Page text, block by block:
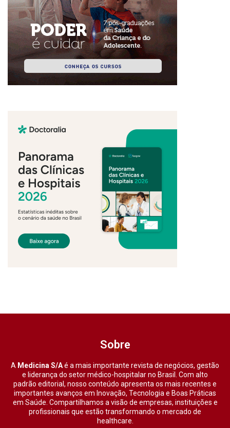
Sobre
A Medicina S/Aé a mais importante revista de negócios, gestão
e liderança do setor médico-hospitalar no Brasil. Com alto
padrão editorial, nosso conteúdo apresenta os mais recentes e
importantes avanços em Inovação, Tecnologia e Boas Práticas
em Saúde. Compartilhamos a visão de empresas, instituições e
profissionais que estão transformando o mercado de
healthcare.